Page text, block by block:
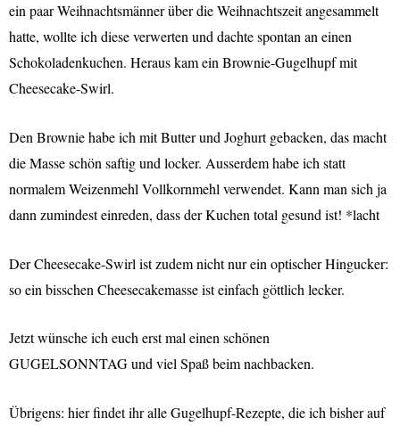
ein paar Weihnachtsmänner über die Weihnachtszeit angesammelt
hatte, wollte ich diese verwerten und dachte spontan an einen
Schokoladenkuchen. Heraus kam ein Brownie-Gugelhupf mit
Cheesecake-Swirl.
Den Brownie habe ich mit Butter und Joghurt gebacken, das macht
die Masse schön saftig und locker. Ausserdem habe ich statt
normalem Weizenmehl Vollkornmehl verwendet. Kann man sich ja
dann zumindest einreden, dass der Kuchen total gesund ist! *lacht
Der Cheesecake-Swirl ist zudem nicht nur ein optischer Hingucker:
so ein bisschen Cheesecakemasse ist einfach göttlich lecker.
Jetzt wünsche ich euch erst mal einen schönen
GUGELSONNTAG und viel Spaß beim nachbacken.
Übrigens: hier findet ihr alle Gugelhupf-Rezepte, die ich bisher auf